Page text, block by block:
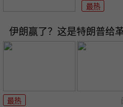
最热
伊朗赢了？这是特朗普给
最热